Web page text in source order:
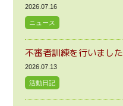
2026.07.16
ニュース
不審者訓練を行いました
2026.07.13
活動日記